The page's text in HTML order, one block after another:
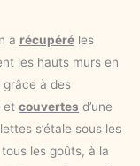
a récupéré les
les hauts murs en
grâce à des
et couvertes d’une
s’étale sous les
les goûts, à la